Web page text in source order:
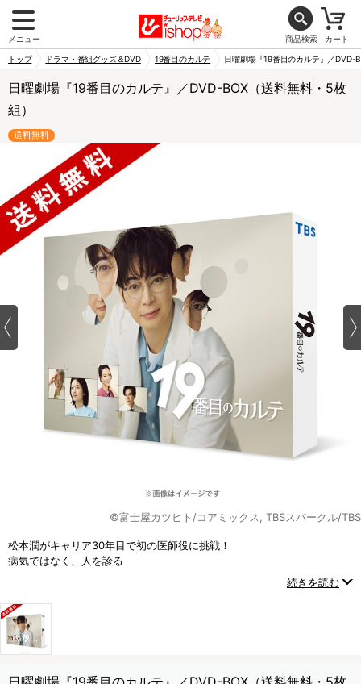
メニュー 商品検索 カート
トップ ドラマ・番組グッズ＆DVD 19番目のカルテ 日曜劇場『19番目のカルテ』／DVD-
日曜劇場『19番目のカルテ』／DVD-BOX（送料無料・5枚
組）
送料無料
©富士屋カツヒト/コアミックス, TBSスパークル/TBS
松本潤がキャリア30年目で初の医師役に挑戦！
病気ではなく、人を診る
19番目の新領域「総合診療科」の医師を描いた新しいヒューマン医療エ
続きを読む